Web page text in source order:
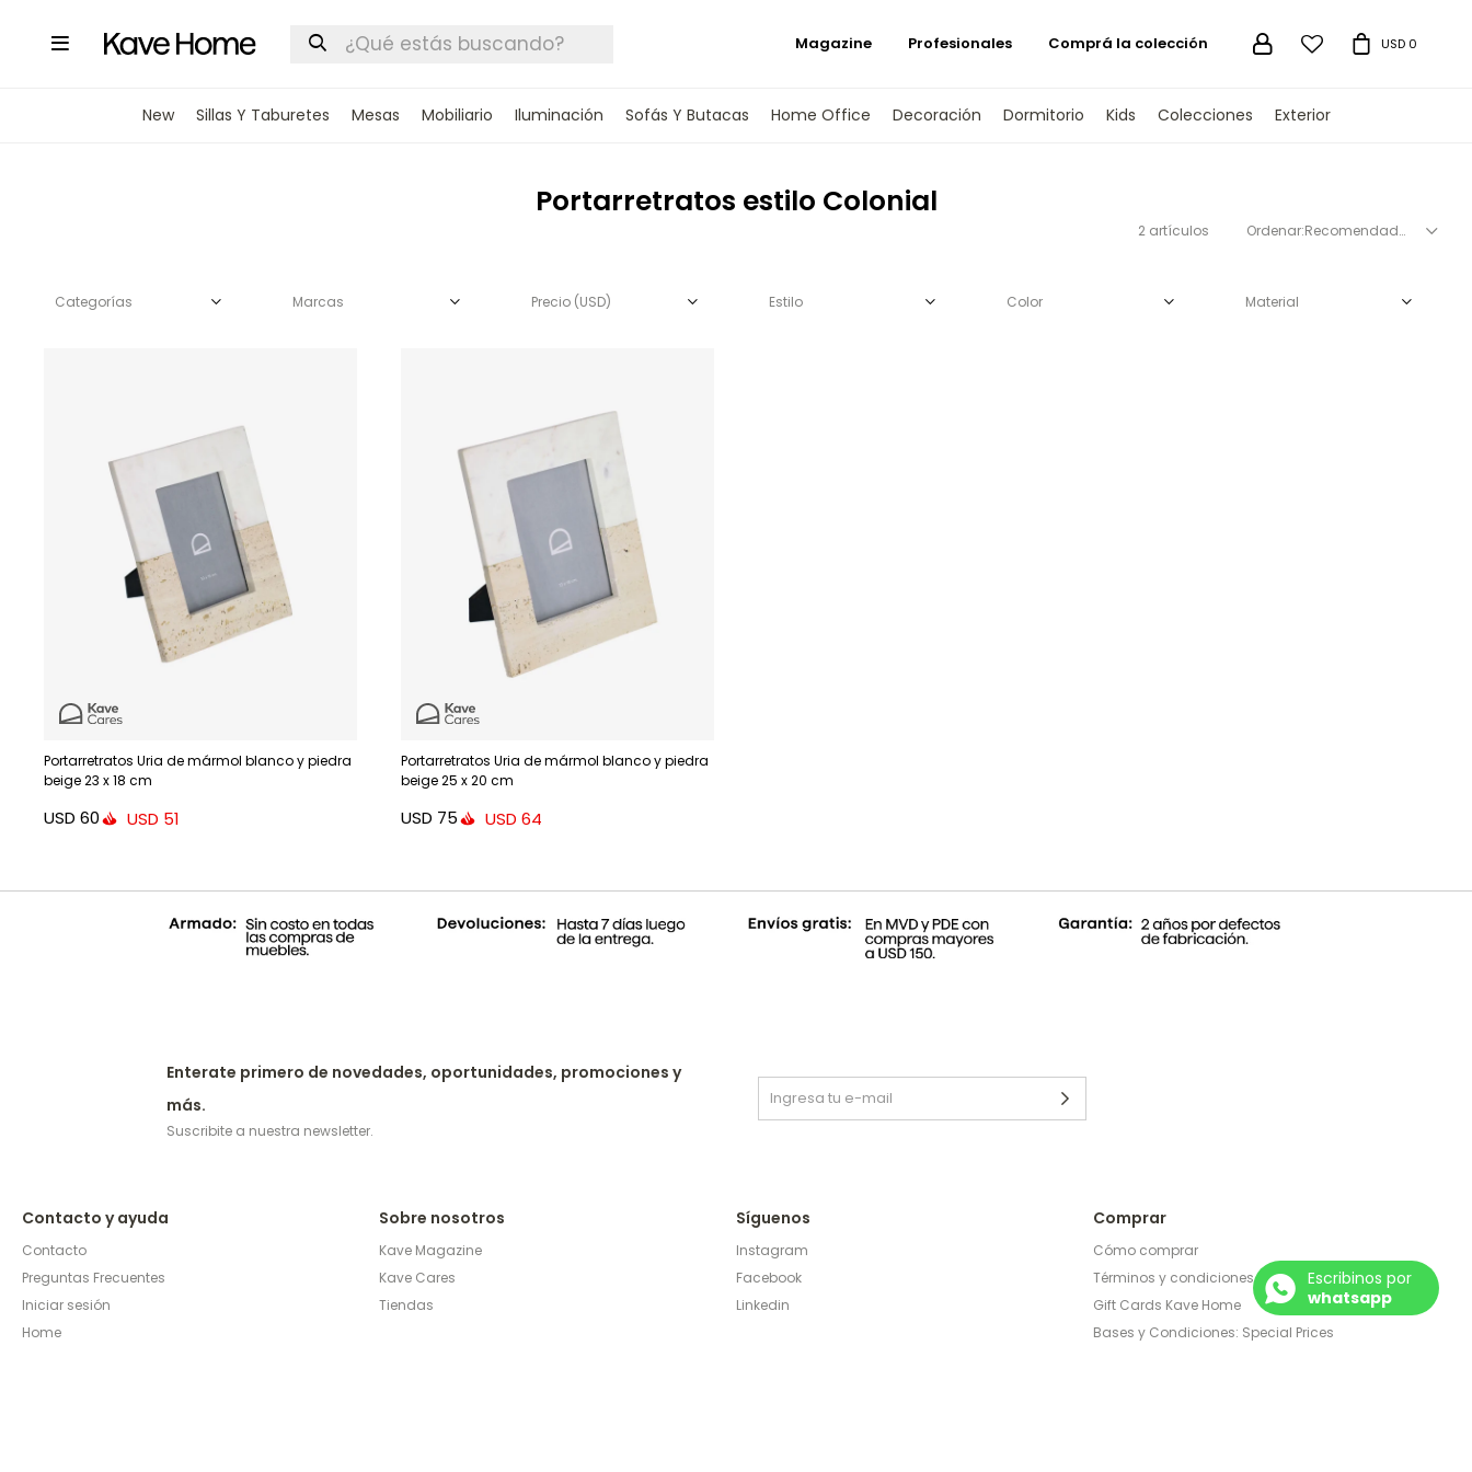

New Sillas Y Taburetes Mesas Mobiliario Iluminación Sofás Y Butacas Home Office Decoración Dormitorio Kids Colecciones Exterior
 USD 0
Magazine Profesionales Comprá la colección
Portarretratos estilo Colonial
2 artículos Recomendados
Portarretratos Uria de mármol blanco y piedra
beige 23 x 18 cm
USD 60 USD 51
Portarretratos Uria de mármol blanco y piedra
beige 25 x 20 cm
USD 75 USD 64
Categorías Marcas Precio (USD) Estilo Color Material
Sobre nosotros
Kave Magazine
Kave Cares
Tiendas
Comprar
Cómo comprar
Términos y condiciones
Gift Cards Kave Home
Bases y Condiciones: Special Prices
Contacto y ayuda
Contacto
Preguntas Frecuentes
Iniciar sesión
Home
Síguenos
Instagram
Facebook
Linkedin
Enterate primero de novedades, oportunidades, promociones y
más.
Suscribite a nuestra newsletter.
Escribinos por
whatsapp